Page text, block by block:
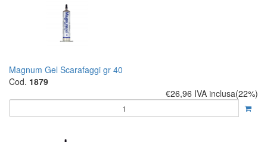
Magnum Gel Scarafaggi gr 40
Cod. 1879
€26,96 IVA inclusa(22%)